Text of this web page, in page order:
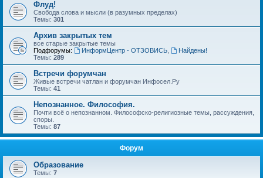
Флуд!
Свобода слова и мысли (в разумных пределах)
Темы: 301
Архив закрытых тем
все старые закрытые темы
Подфорумы:
ИнформЦентр - ОТЗОВИСЬ,
Найдены!
Темы: 289
Встречи форумчан
Живые встречи чатлан и форумчан Инфосел.Ру
Темы: 41
Непознанное. Философия.
Почти всё о непознанном. Философско-религиозные темы, рассуждения,
споры.
Темы: 87
Форум
Образование
Темы: 7